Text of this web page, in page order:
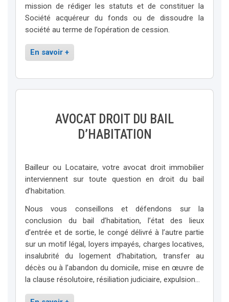
mission de rédiger les statuts et de constituer la
Société acquéreur du fonds ou de dissoudre la
société au terme de l’opération de cession.
En savoir +
AVOCAT DROIT DU BAIL
D’HABITATION
Bailleur ou Locataire, votre avocat droit immobilier
interviennent sur toute question en droit du bail
d’habitation.
Nous vous conseillons et défendons sur la
conclusion du bail d’habitation, l’état des lieux
d’entrée et de sortie, le congé délivré à l’autre partie
sur un motif légal, loyers impayés, charges locatives,
insalubrité du logement d’habitation, transfer au
décès ou à l’abandon du domicile, mise en œuvre de
la clause résolutoire, résiliation judiciaire, expulsion…